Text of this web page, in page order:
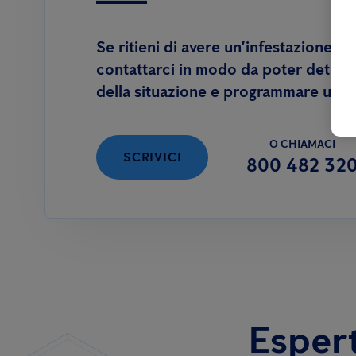
Se ritieni di avere un’infestazione, ti
contattarci in modo da poter
della situazione e programmare
SCRIVICI
O CHIAMACI
800 482